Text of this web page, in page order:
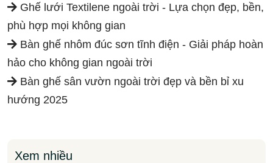
Ghế lưới Textilene ngoài trời - Lựa chọn đẹp, bền,
phù hợp mọi không gian
Bàn ghế nhôm đúc sơn tĩnh điện - Giải pháp hoàn
hảo cho không gian ngoài trời
Bàn ghế sân vườn ngoài trời đẹp và bền bỉ xu
hướng 2025
Xem nhiều